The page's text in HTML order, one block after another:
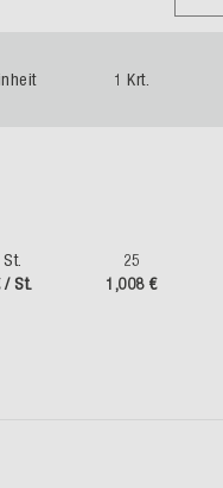
1 Krt.
St.
/ St.
25
1,008 €